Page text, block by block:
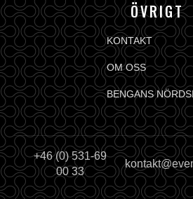
ÖVRIGT
KONTAKT
OM OSS
BENGANS
+46 (0) 531-69
00 33